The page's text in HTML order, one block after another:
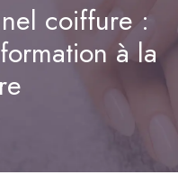
coiffure :
à la